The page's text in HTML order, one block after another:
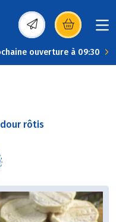
(s’ouvre dans une
ouverture à 09:30
rôtis